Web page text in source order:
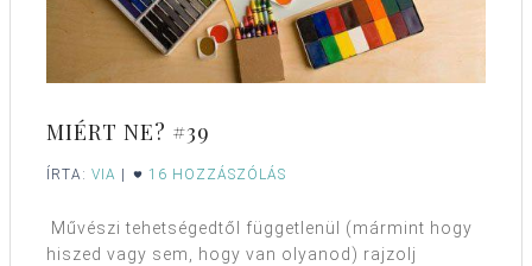
MIÉRT NE? #39
ÍRTA: VIA 16 HOZZÁSZÓLÁS
Művészi tehetségedtől függetlenül (mármint hogy
hiszed vagy sem, hogy van olyanod) rajzolj